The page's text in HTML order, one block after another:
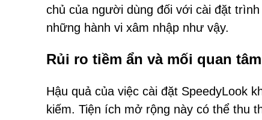
chủ của người dùng đối với cài đặt
những hành vi xâm nhập như vậy.
Rủi ro tiềm ẩn và mối quan
Hậu quả của việc cài đặt SpeedyLook
kiếm. Tiện ích mở rộng này có thể thu